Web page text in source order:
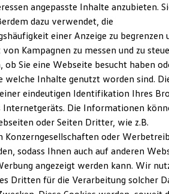
und Lebensdauer
Förderung
Konnektivität
Software 6
Versionen und Updates
Extras
zu Ihrem ID.
angepasste Inhalte anzubieten.
dazu verwendet, die
einer Anzeige zu begrenzen
Kampagnen zu messen und zu
ob Sie eine Webseite besucht haben
welche Inhalte genutzt worden sind.
eindeutigen Identifikation Ihres
Internetgeräts. Die Informationen
oder Seiten Dritter, wie z.B.
Konzerngesellschaften oder
sodass Ihnen auch auf anderen
angezeigt werden kann. Wir
Dritten für die Verarbeitung solcher